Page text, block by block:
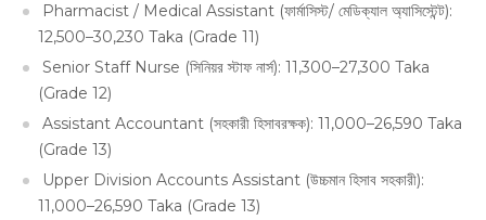
Pharmacist / Medical Assistant (ফার্মাসিস্ট/ মেডিক্যাল অ্যাসিস্টেন্ট):
12,500–30,230 Taka (Grade 11)
Senior Staff Nurse (সিনিয়র স্টাফ নার্স): 11,300–27,300 Taka
(Grade 12)
Assistant Accountant (সহকারী হিসাবরক্ষক): 11,000–26,590 Taka
(Grade 13)
Upper Division Accounts Assistant (উচ্চমান হিসাব সহকারী):
11,000–26,590 Taka (Grade 13)